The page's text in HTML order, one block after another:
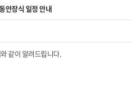
안장식 일정 안내
같이 알려드립니다.